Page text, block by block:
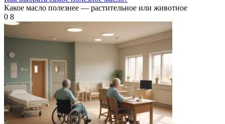
Какое масло полезнее — растительное или животное
0 8